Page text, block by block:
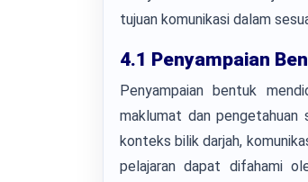
tujuan komunikasi dalam
4.1 Penyampaian
Penyampaian bentuk
maklumat dan pengetahuan
konteks bilik darjah,
pelajaran dapat difahami